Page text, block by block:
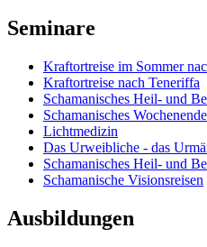
Seminare
Kraftortreise im Sommer
Kraftortreise nach Teneriffa
Schamanisches Heil- und
Schamanisches
Lichtmedizin
Das Urweibliche - das
Schamanisches Heil- und
Schamanische Visionsreisen
Ausbildungen